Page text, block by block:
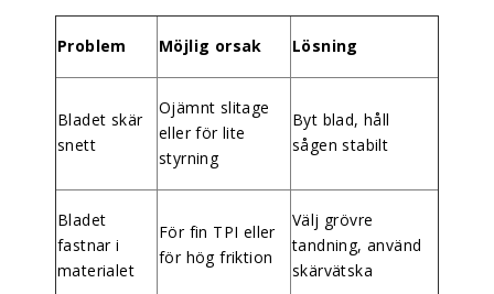
Problem Möjlig orsak Lösning
Bladet skär
snett
Ojämnt slitage
eller för lite
styrning
Byt blad, håll
sågen stabilt
Bladet
fastnar i
materialet
För fin TPI eller
för hög friktion
Välj grövre
tandning, använd
skärvätska